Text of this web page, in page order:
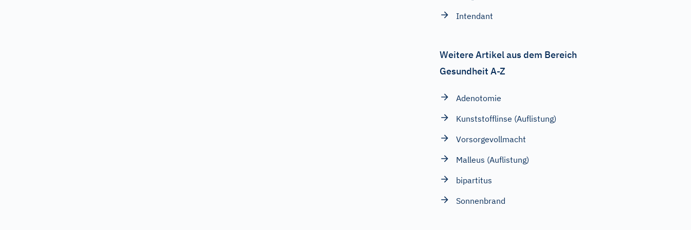
Intendant
Weitere Artikel aus dem Bereich
Gesundheit A-Z
Adenotomie
Kunststofflinse (Auflistung)
Vorsorgevollmacht
Malleus (Auflistung)
bipartitus
Sonnenbrand